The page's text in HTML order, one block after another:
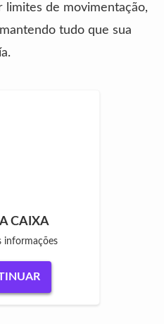
limites de movimentação,
tudo que sua
CAIXA
informações